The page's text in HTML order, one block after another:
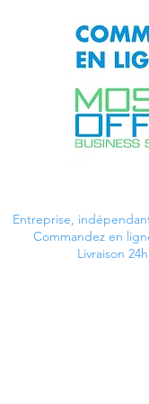
Entreprise,
Commandez en
Livraison